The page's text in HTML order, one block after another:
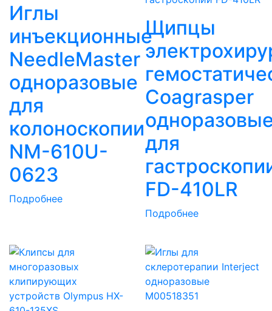
Иглы
инъекционные
NeedleMaster
одноразовые
для
колоноскопии
NM-610U-
0623
Подробнее
Щипцы
Coagrasper
для
FD-410LR
Подробнее